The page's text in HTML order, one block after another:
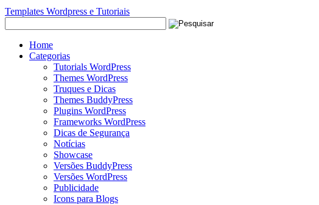
Templates Wordpress e Tutoriais
Home
Categorias
Tutorials WordPress
Themes WordPress
Truques e Dicas
Themes BuddyPress
Plugins WordPress
Frameworks WordPress
Dicas de Segurança
Notícias
Showcase
Versões BuddyPress
Versões WordPress
Publicidade
Icons para Blogs